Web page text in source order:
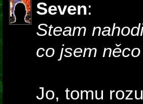
Seven:
Steam
co jsem
Jo, tomu